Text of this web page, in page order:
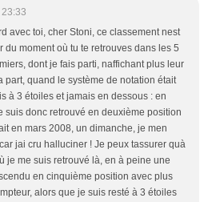
avec toi, cher Stoni, ce classement nest
du moment où tu te retrouves dans les 5
dont je fais parti, naffichant plus leur
part, quand le système de notation était
à 3 étoiles et jamais en dessous : en
suis donc retrouvé en deuxième position
en mars 2008, un dimanche, je men
jai cru halluciner ! Je peux tassurer quà
je me suis retrouvé là, en à peine une
en cinquième position avec plus
alors que je suis resté à 3 étoiles